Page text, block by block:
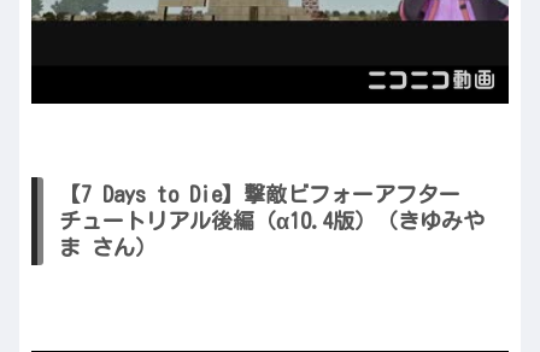
【7 Days to Die】撃敵ビフォーアフター
チュートリアル後編（α10.4版）（きゆみや
ま さん）